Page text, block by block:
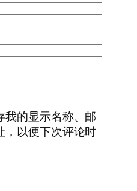
我的显示名称、邮
，以便下次评论时